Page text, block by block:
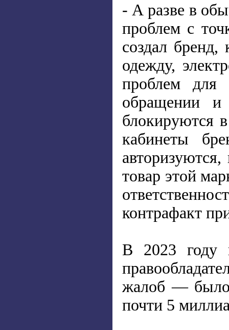
- А разве в
проблем с
создал
одежду,
проблем для
обращении и
блокируются
кабинеты
товар этой
контрафакт
В 2023 году
жалоб — было
почти 5